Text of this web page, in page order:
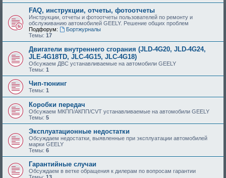
FAQ, инструкции, отчеты, фотоотчеты
Инструкции, отчеты и фотоотчеты пользователей по ремонту и
обслуживанию автомобилей GEELY. Решение общих проблем
Подфорум:
Бортжурналы
Темы: 17
Двигатели внутреннего сгорания (JLD-4G20, JLD-4G24,
JLE-4G18TD, JLC-4G15, JLC-4G18)
Обсужаем ДВС устанавливаемые на автомобили GEELY
Темы: 1
Чип-тюнинг
Темы: 1
Коробки передач
Обсужаем МКПП/АКПП/CVT устанавливаемые на автомобили GEELY
Темы: 5
Эксплуатационные недостатки
Обсуждаем недостатки, выявленные при эксплуатации автомобилей
марки GEELY
Темы: 6
Гарантийные случаи
Обсуждаем в ветке обращения к дилерам по вопросам гарантии
Темы: 13